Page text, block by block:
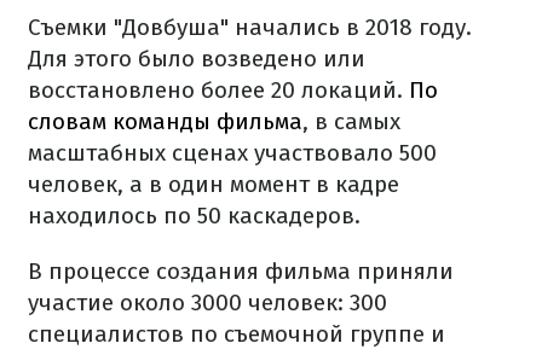
Съемки "Довбуша" начались в 2018 году.
Для этого было возведено или
восстановлено более 20 локаций. По
словам команды фильма, в самых
масштабных сценах участвовало 500
человек, а в один момент в кадре
находилось по 50 каскадеров.
В процессе создания фильма приняли
участие около 3000 человек: 300
специалистов по съемочной группе и